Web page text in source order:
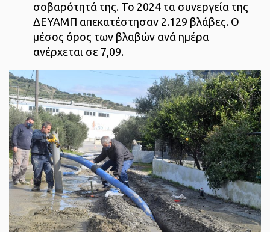
σοβαρότητά της. Το 2024 τα συνεργεία της
ΔΕΥΑΜΠ απεκατέστησαν 2.129 βλάβες. Ο
μέσος όρος των βλαβών ανά ημέρα
ανέρχεται σε 7,09.